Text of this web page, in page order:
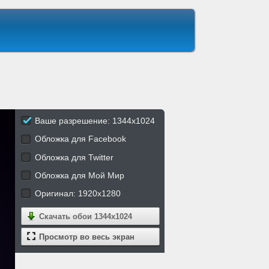
Ваше разрешение: 1344x1024
Обложка для Facebook
Обложка для Twitter
Обложка для Мой Мир
Оригинал: 1920x1280
Скачать обои 1344x1024
Просмотр во весь экран